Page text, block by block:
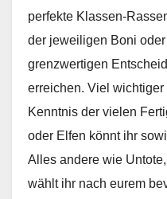
perfekte Klassen-
der jeweiligen Boni
grenzwertigen
erreichen. Viel
Kenntnis der vielen
oder Elfen könnt ihr
Alles andere wie
wählt ihr nach eurem